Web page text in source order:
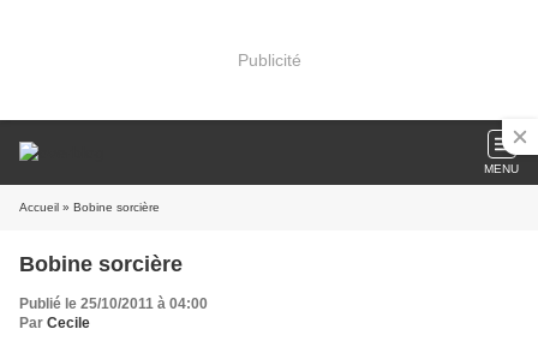
Publicité
MENU
Accueil » Bobine sorcière
Bobine sorcière
Publié le 25/10/2011 à 04:00
Par Cecile